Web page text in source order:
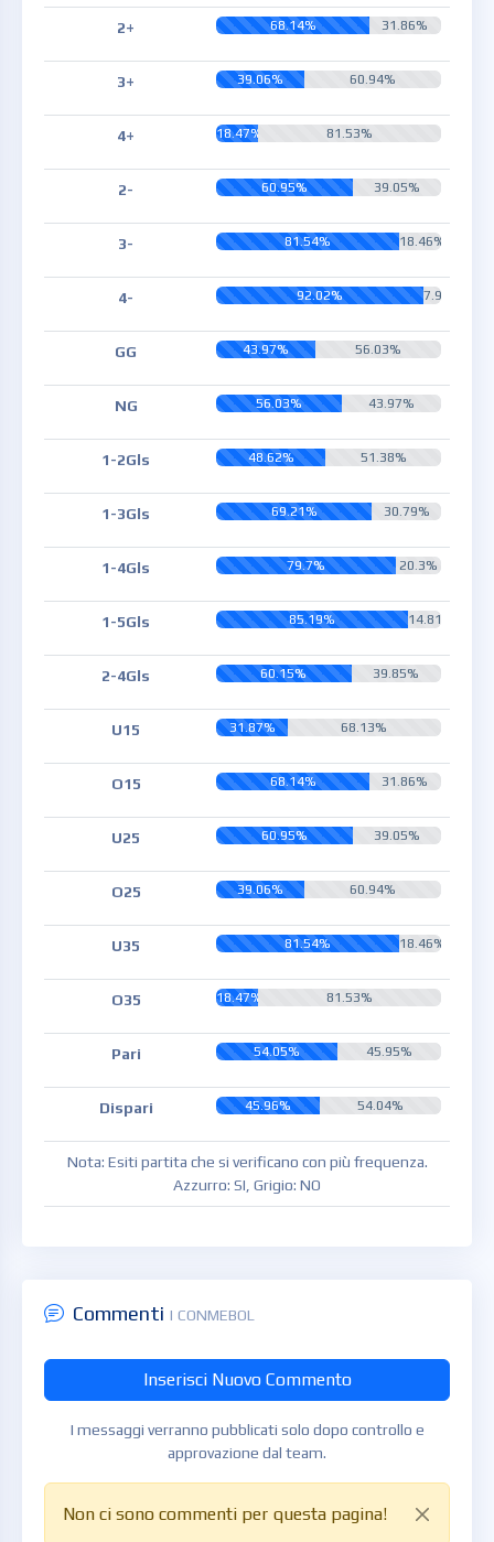
2+ 68.14% 31.86%
3+ 39.06% 60.94%
4+ 18.47% 81.53%
2- 60.95% 39.05%
3- 81.54% 18.46%
4- 92.02% 7.98%
GG 43.97% 56.03%
NG 56.03% 43.97%
1-2Gls 48.62% 51.38%
1-3Gls 69.21% 30.79%
1-4Gls 79.7% 20.3%
1-5Gls 85.19% 14.81%
2-4Gls 60.15% 39.85%
U15 31.87% 68.13%
O15 68.14% 31.86%
U25 60.95% 39.05%
O25 39.06% 60.94%
U35 81.54% 18.46%
O35 18.47% 81.53%
Pari 54.05% 45.95%
Dispari 45.96% 54.04%
Nota: Esiti partita che si verificano con più frequenza.
Azzurro: SI, Grigio: NO
Commenti | CONMEBOL
Inserisci Nuovo Commento
I messaggi verranno pubblicati solo dopo controllo e
approvazione dal team.
Non ci sono commenti per questa pagina!